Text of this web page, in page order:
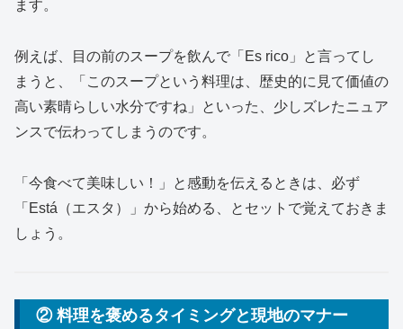
ます。
例えば、目の前のスープを飲んで「Es rico」と言ってし
まうと、「このスープという料理は、歴史的に見て価値の
高い素晴らしい水分ですね」といった、少しズレたニュア
ンスで伝わってしまうのです。
「今食べて美味しい！」と感動を伝えるときは、必ず
「Está（エスタ）」から始める、とセットで覚えておきま
しょう。
② 料理を褒めるタイミングと現地のマナー